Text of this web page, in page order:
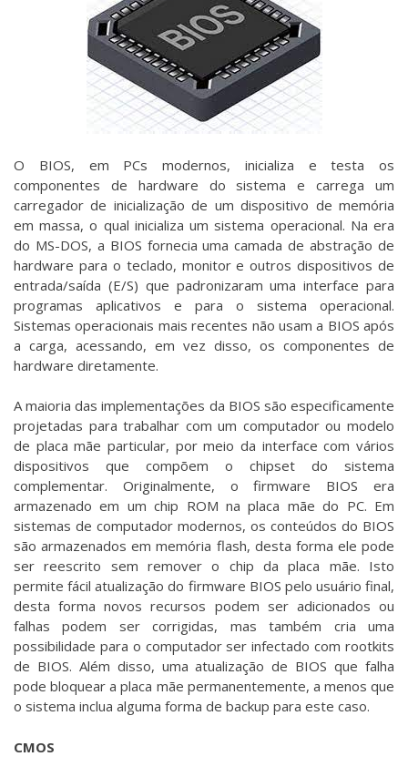
O BIOS, em PCs modernos, inicializa e testa os
componentes de hardware do sistema e carrega um
carregador de inicialização de um dispositivo de memória
em massa, o qual inicializa um sistema operacional. Na era
do MS-DOS, a BIOS fornecia uma camada de abstração de
hardware para o teclado, monitor e outros dispositivos de
entrada/saída (E/S) que padronizaram uma interface para
programas aplicativos e para o sistema operacional.
Sistemas operacionais mais recentes não usam a BIOS após
a carga, acessando, em vez disso, os componentes de
hardware diretamente.
A maioria das implementações da BIOS são especificamente
projetadas para trabalhar com um computador ou modelo
de placa mãe particular, por meio da interface com vários
dispositivos que compõem o chipset do sistema
complementar. Originalmente, o firmware BIOS era
armazenado em um chip ROM na placa mãe do PC. Em
sistemas de computador modernos, os conteúdos do BIOS
são armazenados em memória flash, desta forma ele pode
ser reescrito sem remover o chip da placa mãe. Isto
permite fácil atualização do firmware BIOS pelo usuário final,
desta forma novos recursos podem ser adicionados ou
falhas podem ser corrigidas, mas também cria uma
possibilidade para o computador ser infectado com rootkits
de BIOS. Além disso, uma atualização de BIOS que falha
pode bloquear a placa mãe permanentemente, a menos que
o sistema inclua alguma forma de backup para este caso.
CMOS